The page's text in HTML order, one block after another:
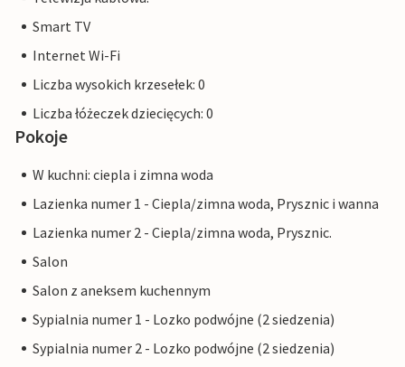
Smart TV
Internet Wi-Fi
Liczba wysokich krzesełek: 0
Liczba łóżeczek dziecięcych: 0
Pokoje
W kuchni: ciepla i zimna woda
Lazienka numer 1 - Ciepla/zimna woda, Prysznic i wanna
Lazienka numer 2 - Ciepla/zimna woda, Prysznic.
Salon
Salon z aneksem kuchennym
Sypialnia numer 1 - Lozko podwójne (2 siedzenia)
Sypialnia numer 2 - Lozko podwójne (2 siedzenia)